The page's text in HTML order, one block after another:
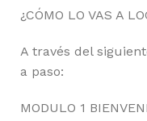
¿CÓMO LO VAS A
A través del
a paso:
MODULO 1